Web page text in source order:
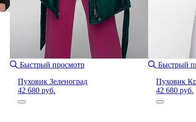
Быстрый просмотр
Пуховик Зеленоград
42 680 руб.
Быстрый
Пуховик
42 680 руб.